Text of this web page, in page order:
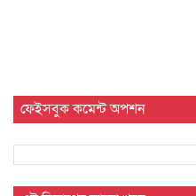
ফেইসবুক কমেন্ট অপশন